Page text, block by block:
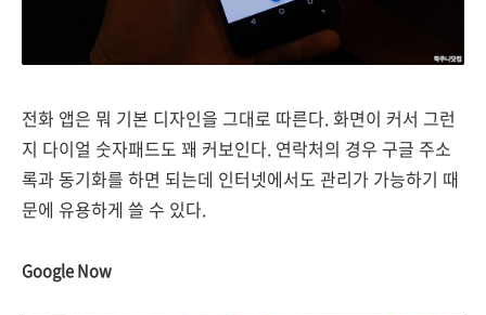
전화 앱은 뭐 기본 디자인을 그대로 따른다. 화면이 커서 그런
지 다이얼 숫자패드도 꽤 커보인다. 연락처의 경우 구글 주소
록과 동기화를 하면 되는데 인터넷에서도 관리가 가능하기 때
문에 유용하게 쓸 수 있다.
Google Now